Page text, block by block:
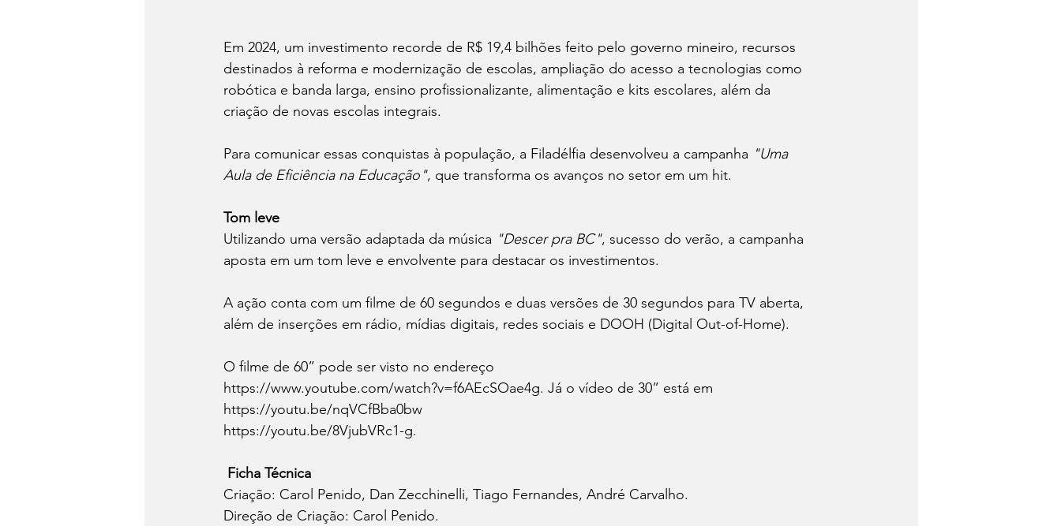
Em 2024, um investimento recorde de R$ 19,4 bilhões feito pelo governo mineiro, recursos
destinados à reforma e modernização de escolas, ampliação do acesso a tecnologias como
robótica e banda larga, ensino profissionalizante, alimentação e kits escolares, além da
criação de novas escolas integrais.
Para comunicar essas conquistas à população, a Filadélfia desenvolveu a campanha "Uma
Aula de Eficiência na Educação", que transforma os avanços no setor em um hit.
Tom leve
Utilizando uma versão adaptada da música "Descer pra BC", sucesso do verão, a campanha
aposta em um tom leve e envolvente para destacar os investimentos.
A ação conta com um filme de 60 segundos e duas versões de 30 segundos para TV aberta,
além de inserções em rádio, mídias digitais, redes sociais e DOOH (Digital Out-of-Home).
O filme de 60” pode ser visto no endereço
https://www.youtube.com/watch?v=f6AEcSOae4g. Já o vídeo de 30” está em
https://youtu.be/nqVCfBba0bw
https://youtu.be/8VjubVRc1-g.
Ficha Técnica
Criação: Carol Penido, Dan Zecchinelli, Tiago Fernandes, André Carvalho.
Direção de Criação: Carol Penido.